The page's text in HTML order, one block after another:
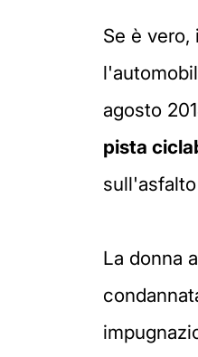
Se è vero,
agosto
pista
La donna